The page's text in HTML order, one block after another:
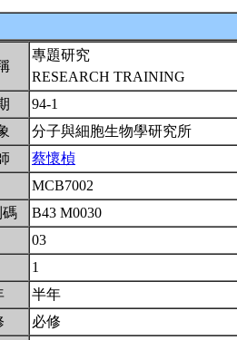
專題研究
RESEARCH TRAINING
94-1
分子與細胞生物學研究所
蔡懷楨
MCB7002
碼
B43 M0030
03
1
半年
必修